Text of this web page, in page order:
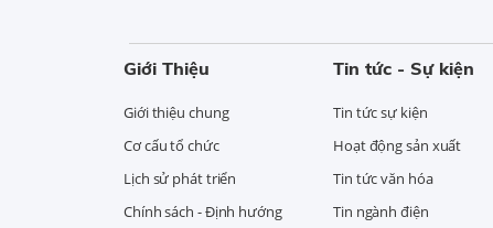
Giới Thiệu
Giới thiệu chung
Cơ cấu tổ chức
Lịch sử phát triển
Chính sách - Định hướng
Tin tức - Sự kiện
Tin tức sự kiện
Hoạt động sản xuất
Tin tức văn hóa
Tin ngành điện